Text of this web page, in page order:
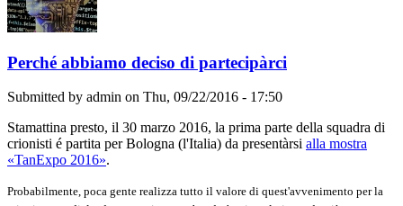
Perché abbiamo deciso di partecipàrci
Submitted by admin on Thu, 09/22/2016 - 17:50
Stamattina presto, il 30 marzo 2016, la prima parte della squadra di
crionisti é partita per Bologna (l'Italia) da presentàrsi alla mostra
«TanExpo 2016».
Probabilmente, poca gente realizza tutto il valore di quest'avvenimento per la